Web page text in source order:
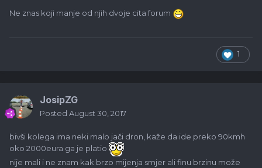
Ne znas koji manje od njih dvoje cita forum
1
JosipZG
Posted August 30, 2017
bivši kolega ima neki malo jači dron, kaže da ide preko 90kmh
oko 2000eura ga je platio
nije mali i ne znam kak brzo mijenja smjer ali finu brzinu može